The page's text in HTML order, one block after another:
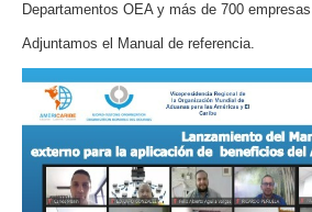
Departamentos OEA y más de 700
Adjuntamos el Manual de referencia.